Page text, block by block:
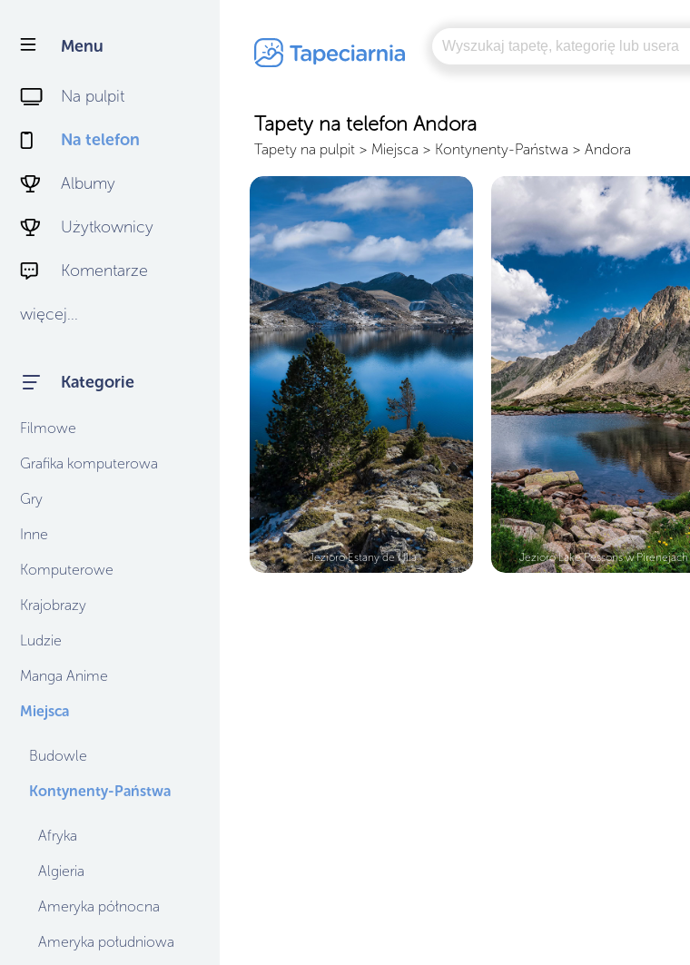
Menu
Na pulpit
Na telefon
Albumy
Użytkownicy
Komentarze
więcej...
Kategorie
Filmowe
Grafika komputerowa
Gry
Inne
Komputerowe
Krajobrazy
Ludzie
Manga Anime
Miejsca
Budowle
Kontynenty-Państwa
Afryka
Algieria
Ameryka północna
Ameryka południowa
Tapety na telefon Andora
Tapety na pulpit > Miejsca > Kontynenty-Państwa > Andora
Jezioro Estany de I llla Jezioro Lake Pessons w Pirenejach